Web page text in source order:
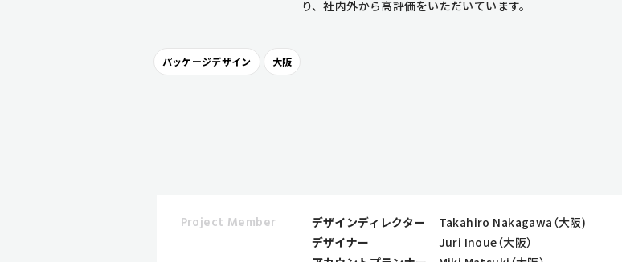
り、社内外から高評価をいただいています。
パッケージデザイン 大阪
Project Member デザインディレクター
Takahiro Nakagawa（大阪)
デザイナー
Juri Inoue（大阪）